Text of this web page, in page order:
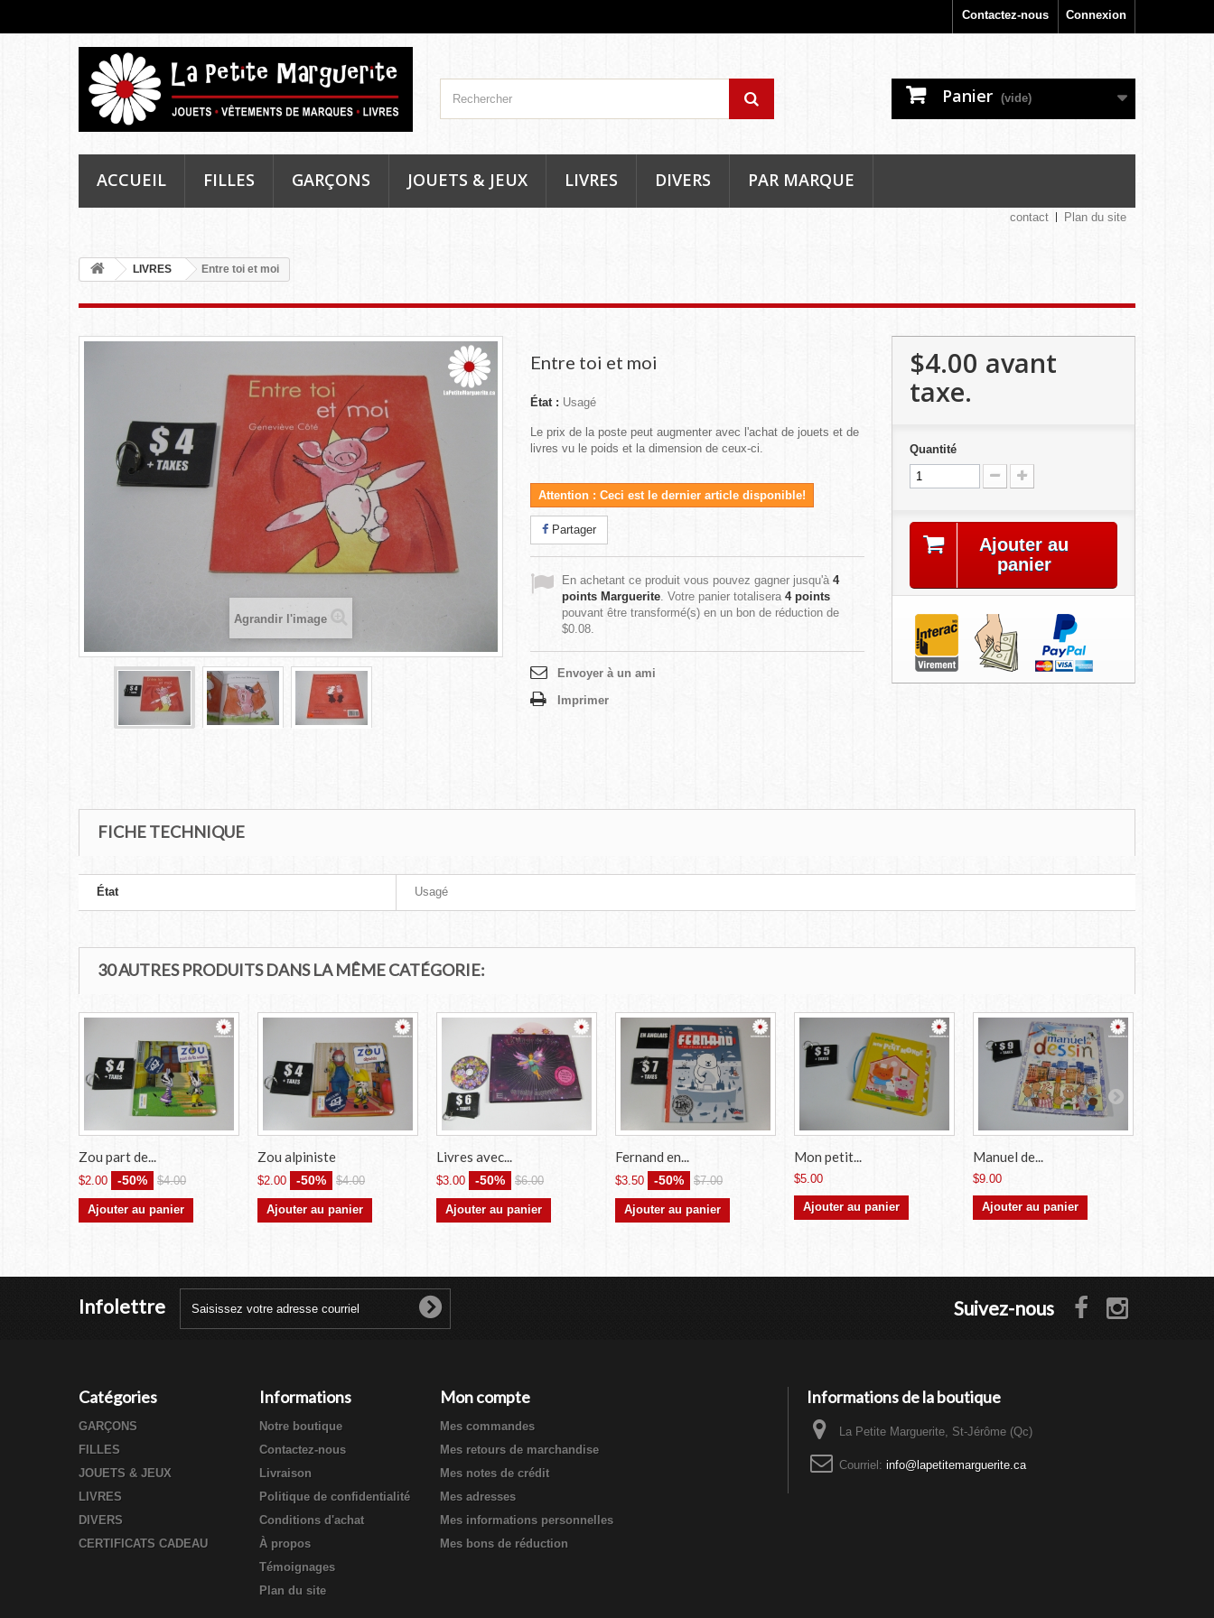
Connexion
Contactez-nous
Panier (vide)
ACCUEIL FILLES GARÇONS JOUETS & JEUX LIVRES DIVERS PAR MARQUE
contact Plan du site
LIVRES Entre toi et moi
Agrandir l'image
Entre toi et moi
État : Usagé
Le prix de la poste peut augmenter avec l'achat de jouets et de
livres vu le poids et la dimension de ceux-ci.
Attention : Ceci est le dernier article disponible!
Partager
En achetant ce produit vous pouvez gagner jusqu'à 4
points Marguerite. Votre panier totalisera 4points
pouvant être transformé(s) en un bon de réduction de
$0.08.
Envoyer à un ami
Imprimer
$4.00 avant
taxe.
Quantité
Ajouter au
panier
FICHE TECHNIQUE
État Usagé
30 AUTRES PRODUITS DANS LA MÊME CATÉGORIE:
Zou part de...
$2.00 -50% $4.00
Ajouter au panier
Zou alpiniste
$2.00 -50% $4.00
Ajouter au panier
Livres avec...
$3.00 -50% $6.00
Ajouter au panier
Fernand en...
$3.50 -50% $7.00
Ajouter au panier
Mon petit...
$5.00
Ajouter au panier
Manuel de...
$9.00
Ajouter au panier
Infolettre Suivez-nous
Catégories
GARÇONS
FILLES
JOUETS & JEUX
LIVRES
DIVERS
CERTIFICATS CADEAU
Informations
Notre boutique
Contactez-nous
Livraison
Politique de confidentialité
Conditions d'achat
À propos
Témoignages
Plan du site
Mon compte
Mes commandes
Mes retours de marchandise
Mes notes de crédit
Mes adresses
Mes informations personnelles
Mes bons de réduction
Informations de la boutique
La Petite Marguerite, St-Jérôme (Qc)
Courriel: info@lapetitemarguerite.ca